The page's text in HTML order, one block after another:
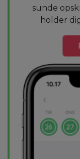
sunde
holder